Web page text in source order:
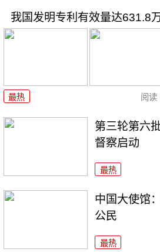
我国发明专利有效量达631.8
最热 阅读
第三轮第六
督察启动
最热
中国大使馆
公民
最热